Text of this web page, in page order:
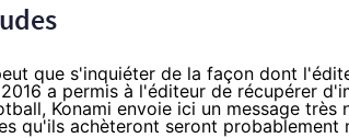
que s'inquiéter de la façon dont
a permis à l'éditeur de récupérer
Konami envoie ici un message très
qu'ils achèteront seront probablement